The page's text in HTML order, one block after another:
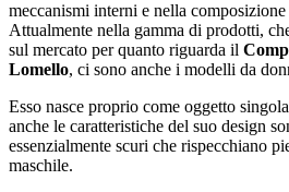
meccanismi interni e nella composizione
Attualmente nella gamma di prodotti,
sul mercato per quanto riguarda il
Lomello, ci sono anche i modelli da
Esso nasce proprio come oggetto
anche le caratteristiche del suo design
essenzialmente scuri che rispecchiano
maschile.